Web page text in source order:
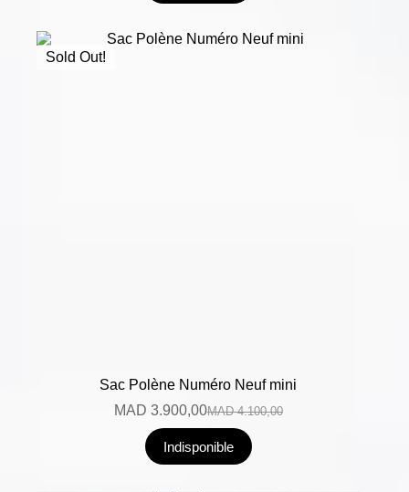
Sold Out!
Sac Polène Numéro Neuf mini
MAD4.100,00
MAD 3.900,00
Indisponible